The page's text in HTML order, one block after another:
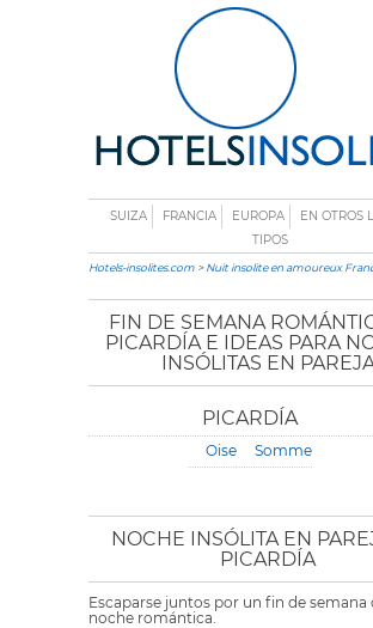
SUIZA FRANCIA EUROPA
EN OTROS
TIPOS
Hotels-insolites.com >Nuit insolite en amoureux
FIN DE SEMANA
PICARDÍA E IDEAS PARA
INSÓLITAS EN
PICARDÍA
Oise Somme
NOCHE INSÓLITA EN
PICARDÍA
Escaparse juntos por un fin de semana
noche romántica.